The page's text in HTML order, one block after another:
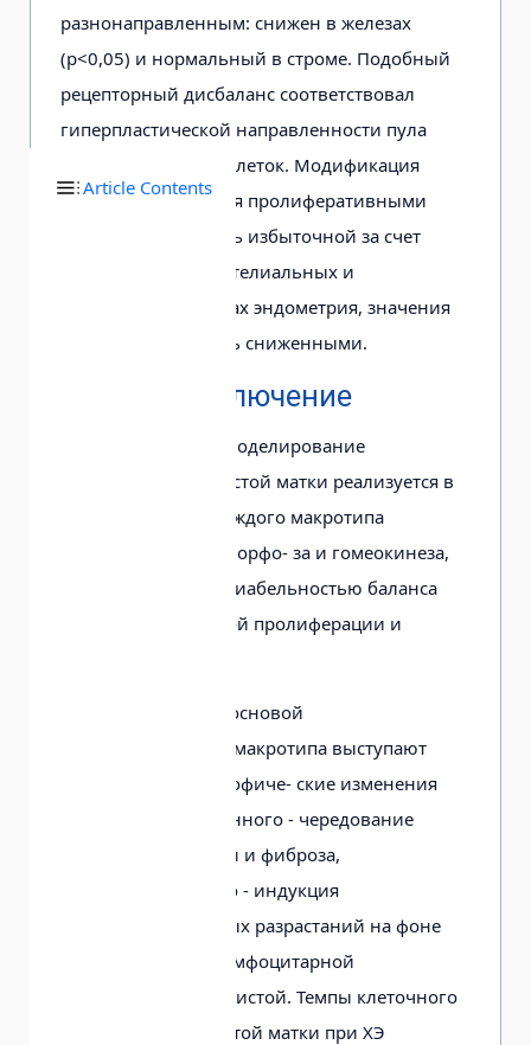
Article Contents
разнонаправленным: снижен в железах
(р<0,05) и нормальный в строме. Подобный
рецепторный дисбаланс соответствовал
гиперпластической направленности пула
эндометриальных клеток. Модификация
молекул управления пролиферативными
каскадами оказалась избыточной за счет
маркера Ki-67 в эпителиальных и
стромальных клетках эндометрия, значения
каспазы-3 оказались сниженными.
Заключение
Следовательно, ремоделирование
воспаленной слизистой матки реализуется в
характерных для каждого макротипа
особенностях патоморфо- за и гомеокинеза,
обусловленных вариабельностью баланса
процессов клеточной пролиферации и
Морфологической основой
гипопластического макротипа выступают
дистрофически-атрофиче- ские изменения
эндометрия, смешанного - чередование
участков дистрофии и фиброза,
гиперпластического - индукция
микрополиповидных разрастаний на фоне
единой для всех лимфоцитарной
инфильтрации слизистой. Темпы клеточного
обновления слизистой матки при ХЭ